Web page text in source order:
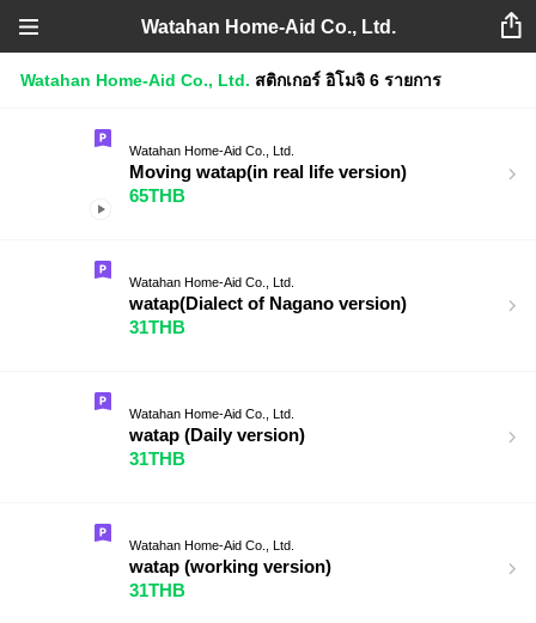
Watahan Home-Aid Co., Ltd.
Watahan Home-Aid Co., Ltd. สติกเกอร์ อิโมจิ 6 รายการ
Watahan Home-Aid Co., Ltd.
Moving watap(in real life version)
65THB
Watahan Home-Aid Co., Ltd.
watap(Dialect of Nagano version)
31THB
Watahan Home-Aid Co., Ltd.
watap (Daily version)
31THB
Watahan Home-Aid Co., Ltd.
watap (working version)
31THB